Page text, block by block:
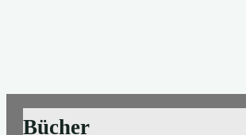
Bücher